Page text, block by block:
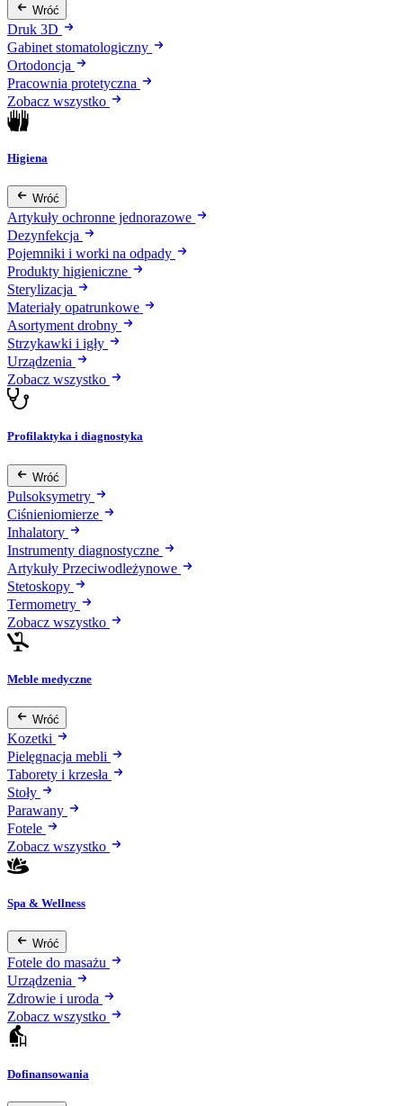
Wróć
Druk 3D
Gabinet stomatologiczny
Ortodoncja
Pracownia protetyczna
Zobacz wszystko
Higiena
Wróć
Artykuły ochronne jednorazowe
Dezynfekcja
Pojemniki i worki na odpady
Produkty higieniczne
Sterylizacja
Materiały opatrunkowe
Asortyment drobny
Strzykawki i igły
Urządzenia
Zobacz wszystko
Profilaktyka i diagnostyka
Wróć
Pulsoksymetry
Ciśnieniomierze
Inhalatory
Instrumenty diagnostyczne
Artykuły Przeciwodleżynowe
Stetoskopy
Termometry
Zobacz wszystko
Meble medyczne
Wróć
Kozetki
Pielęgnacja mebli
Taborety i krzesła
Stoły
Parawany
Fotele
Zobacz wszystko
Spa & Wellness
Wróć
Fotele do masażu
Urządzenia
Zdrowie i uroda
Zobacz wszystko
Dofinansowania